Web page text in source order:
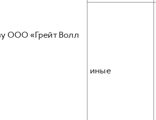
ООО «Грейт Волл
иные